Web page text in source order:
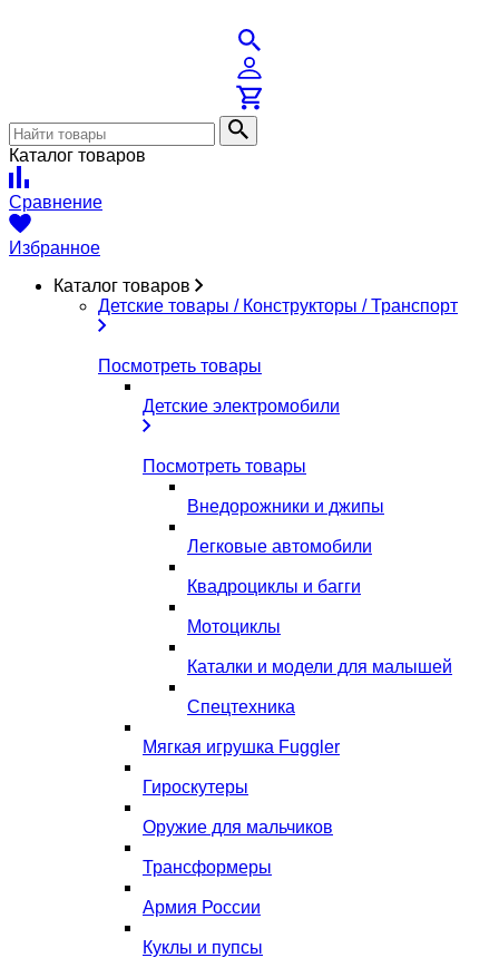
Каталог товаров
Сравнение
Избранное
Каталог товаров
Детские товары / Конструкторы / Транспорт
Посмотреть товары
Детские электромобили
Посмотреть товары
Внедорожники и джипы
Легковые автомобили
Квадроциклы и багги
Мотоциклы
Каталки и модели для малышей
Спецтехника
Мягкая игрушка Fuggler
Гироскутеры
Оружие для мальчиков
Трансформеры
Армия России
Куклы и пупсы